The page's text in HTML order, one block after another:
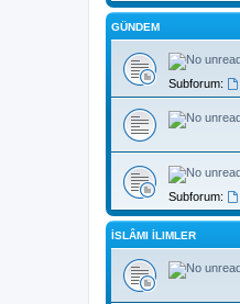
GÜNDEM
Subforum:
Subforum:
İSLÂMI İLIMLER